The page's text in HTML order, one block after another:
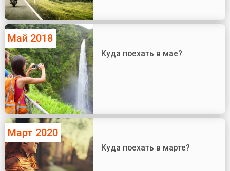
Май 2018
Куда поехать в мае?
Март 2020
Куда поехать в марте?